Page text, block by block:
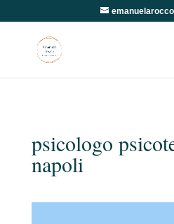
psicologo
napoli